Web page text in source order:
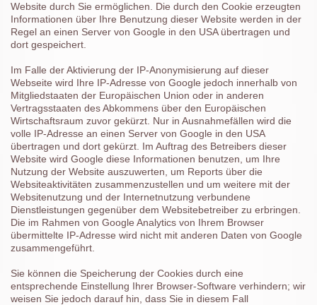
Website durch Sie ermöglichen. Die durch den Cookie erzeugten
Informationen über Ihre Benutzung dieser Website werden in der
Regel an einen Server von Google in den USA übertragen und
dort gespeichert.
Im Falle der Aktivierung der IP-Anonymisierung auf dieser
Webseite wird Ihre IP-Adresse von Google jedoch innerhalb von
Mitgliedstaaten der Europäischen Union oder in anderen
Vertragsstaaten des Abkommens über den Europäischen
Wirtschaftsraum zuvor gekürzt. Nur in Ausnahmefällen wird die
volle IP-Adresse an einen Server von Google in den USA
übertragen und dort gekürzt. Im Auftrag des Betreibers dieser
Website wird Google diese Informationen benutzen, um Ihre
Nutzung der Website auszuwerten, um Reports über die
Websiteaktivitäten zusammenzustellen und um weitere mit der
Websitenutzung und der Internetnutzung verbundene
Dienstleistungen gegenüber dem Websitebetreiber zu erbringen.
Die im Rahmen von Google Analytics von Ihrem Browser
übermittelte IP-Adresse wird nicht mit anderen Daten von Google
zusammengeführt.
Sie können die Speicherung der Cookies durch eine
entsprechende Einstellung Ihrer Browser-Software verhindern; wir
weisen Sie jedoch darauf hin, dass Sie in diesem Fall